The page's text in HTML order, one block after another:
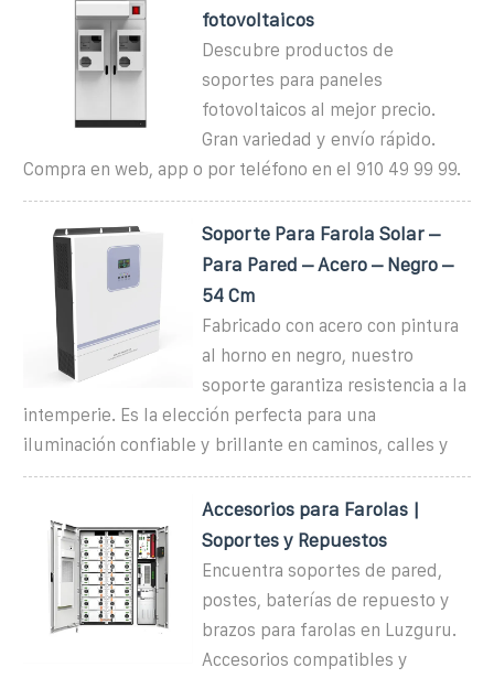
fotovoltaicos
Descubre productos de
soportes para paneles
fotovoltaicos al mejor precio.
Gran variedad y envío rápido.
Compra en web, app o por teléfono en el 910 49 99 99.
Soporte Para Farola Solar –
Para Pared – Acero – Negro –
54 Cm
Fabricado con acero con pintura
al horno en negro, nuestro
soporte garantiza resistencia a la
intemperie. Es la elección perfecta para una
iluminación confiable y brillante en caminos, calles y
Accesorios para Farolas |
Soportes y Repuestos
Encuentra soportes de pared,
postes, baterías de repuesto y
brazos para farolas en Luzguru.
Accesorios compatibles y